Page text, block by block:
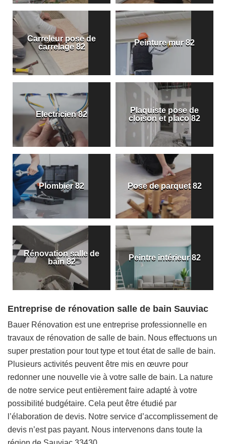
Carreleur pose de
carrelage 82
Peinture mur 82
Electricien 82
Plaquiste pose de
cloison et placo 82
Plombier 82 Pose de parquet 82
Rénovation salle de
bain 82
Peintre intérieur 82
Entreprise de rénovation salle de bain Sauviac
Bauer Rénovation est une entreprise professionnelle en
travaux de rénovation de salle de bain. Nous effectuons un
super prestation pour tout type et tout état de salle de bain.
Plusieurs activités peuvent être mis en œuvre pour
redonner une nouvelle vie à votre salle de bain. La nature
de notre service peut entièrement faire adapté à votre
possibilité budgétaire. Cela peut être étudié par
l’élaboration de devis. Notre service d’accomplissement de
devis n’est pas payant. Nous intervenons dans toute la